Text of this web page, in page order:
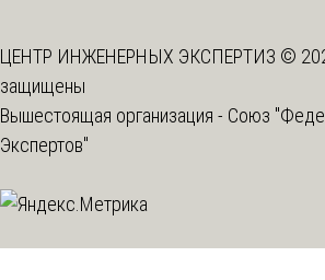
ЦЕНТР ИНЖЕНЕРНЫХ ЭКСПЕРТИЗ ©
защищены
Вышестоящая организация - Союз
Экспертов"